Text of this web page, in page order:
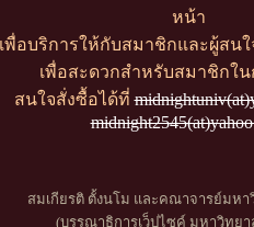
หน้า
พื่อบริการให้กับสมาชิกและผู้สน
เพื่อสะดวกสำหรับสมาชิกใ
สนใจสั่งซื้อได้ที่
สมเกียรติ ตั้งนโม และคณาจารย์มหา
(บรรณาธิการเว็ปไซค์ มหาวิทยา